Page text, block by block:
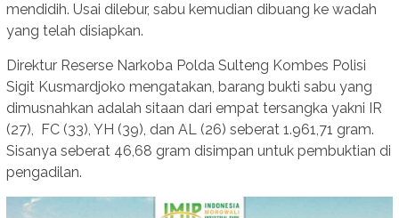
mendidih. Usai dilebur, sabu kemudian dibuang ke wadah
yang telah disiapkan.
Direktur Reserse Narkoba Polda Sulteng Kombes Polisi
Sigit Kusmardjoko mengatakan, barang bukti sabu yang
dimusnahkan adalah sitaan dari empat tersangka yakni IR
(27), FC (33), YH (39), dan AL (26) seberat 1.961,71 gram.
Sisanya seberat 46,68 gram disimpan untuk pembuktian di
pengadilan.